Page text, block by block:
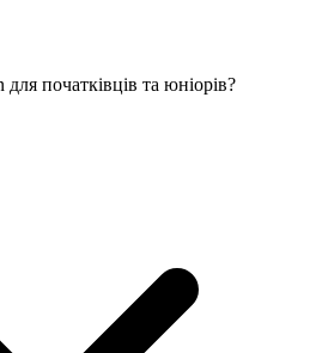
початківців та юніорів?